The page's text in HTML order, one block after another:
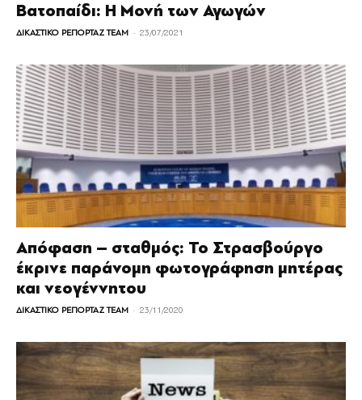
Βατοπαίδι: Η Μονή των Αγωγών
ΔΙΚΑΣΤΙΚΟ ΡΕΠΟΡΤΑΖ TEAM - 23/07/2021
Απόφαση – σταθμός: Το Στρασβούργο
έκρινε παράνομη φωτογράφηση μητέρας
και νεογέννητου
ΔΙΚΑΣΤΙΚΟ ΡΕΠΟΡΤΑΖ TEAM - 23/11/2020